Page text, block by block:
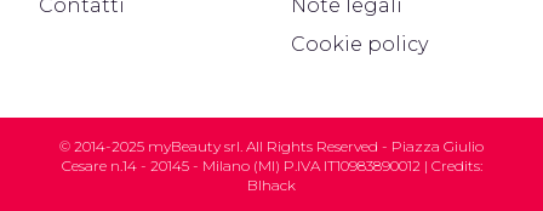
Contatti
Note legali
Cookie policy
© 2014-2025 myBeauty srl. All Rights Reserved - Piazza Giulio
Cesare n.14 - 20145 - Milano (MI) P.IVA IT10983890012 | Credits:
Blhack